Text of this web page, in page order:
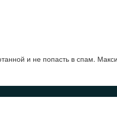
и не попасть в спам.